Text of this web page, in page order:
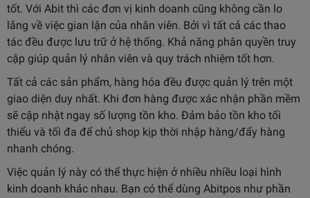
tốt. Với Abit thì các đơn vị kinh doanh cũng không cần lo
lắng về việc gian lận của nhân viên. Bởi vì tất cả các thao
tác đều được lưu trữ ở hệ thống. Khả năng phân quyền truy
cập giúp quản lý nhân viên và quy trách nhiệm tốt hơn.
Tất cả các sản phẩm, hàng hóa đều được quản lý trên một
giao diện duy nhất. Khi đơn hàng được xác nhận phần mềm
sẽ cập nhật ngay số lượng tồn kho. Đảm bảo tồn kho tối
thiểu và tối đa để chủ shop kịp thời nhập hàng/đẩy hàng
nhanh chóng.
Việc quản lý này có thể thực hiện ở nhiều nhiều loại hình
kinh doanh khác nhau. Bạn có thể dùng Abitpos như phần